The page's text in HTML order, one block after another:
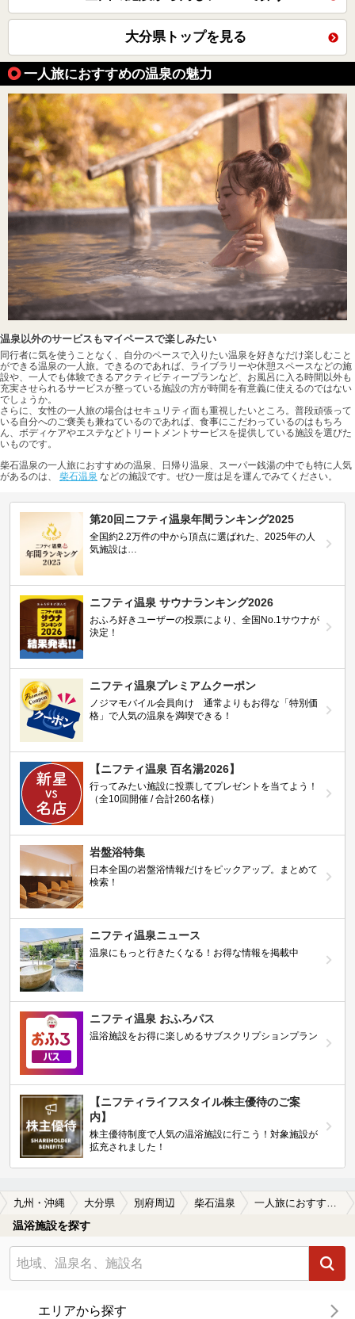
大分県トップを見る
一人旅におすすめの温泉の魅力
温泉以外のサービスもマイペースで楽しみたい
同行者に気を使うことなく、自分のペースで入りたい温泉を好きなだけ楽しむこと
ができる温泉の一人旅。できるのであれば、ライブラリーや休憩スペースなどの施
設や、一人でも体験できるアクティビティープランなど、お風呂に入る時間以外も
充実させられるサービスが整っている施設の方が時間を有意義に使えるのではない
でしょうか。
さらに、女性の一人旅の場合はセキュリティ面も重視したいところ。普段頑張って
いる自分へのご褒美も兼ねているのであれば、食事にこだわっているのはもちろ
ん、ボディケアやエステなどトリートメントサービスを提供している施設を選びた
いものです。
柴石温泉の一人旅におすすめの温泉、日帰り温泉、スーパー銭湯の中でも特に人気
があるのは、 柴石温泉 などの施設です。ぜひ一度は足を運んでみてください。
第20回ニフティ温泉年間ランキング2025
全国約2.2万件の中から頂点に選ばれた、2025年の人
気施設は…
ニフティ温泉 サウナランキング2026
おふろ好きユーザーの投票により、全国No.1サウナが
決定！
ニフティ温泉プレミアムクーポン
ノジマモバイル会員向け 通常よりもお得な「特別価
格」で人気の温泉を満喫できる！
【ニフティ温泉 百名湯2026】
行ってみたい施設に投票してプレゼントを当てよう！
（全10回開催 / 合計260名様）
岩盤浴特集
日本全国の岩盤浴情報だけをピックアップ。まとめて
検索！
ニフティ温泉ニュース
温泉にもっと行きたくなる！お得な情報を掲載中
ニフティ温泉 おふろパス
温浴施設をお得に楽しめるサブスクリプションプラン
【ニフティライフスタイル株主優待のご案
内】
株主優待制度で人気の温浴施設に行こう！対象施設が
拡充されました！
九州・沖縄 大分県 別府周辺 柴石温泉 一人旅におすすめの柴石温泉の温泉、日帰り温泉、スーパー銭湯おすすめ
温浴施設を探す
エリアから探す